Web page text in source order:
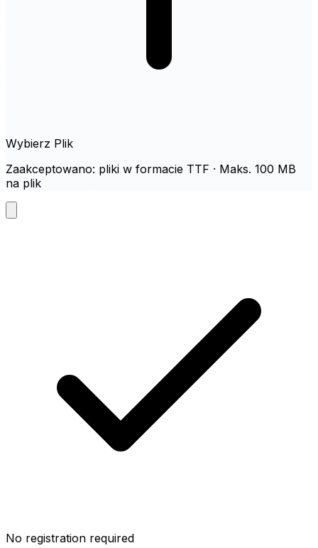
Wybierz Plik
Zaakceptowano: pliki w formacie TTF · Maks. 100 MB
na plik
No registration required